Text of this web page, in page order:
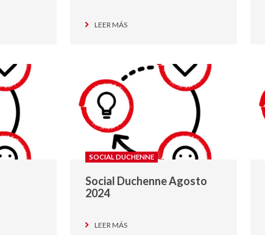
LEER MÁS
SOCIAL DUCHENNE
Social Duchenne Agosto
2024
LEER MÁS